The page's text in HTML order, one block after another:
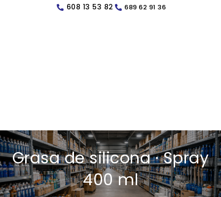
608 13 53 82 689 62 91 36
Grasa de silicona · Spray
400 ml